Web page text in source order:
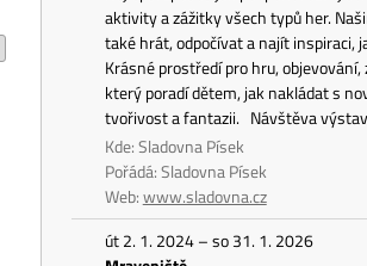
aktivity a zážitky všech typů her.
také hrát, odpočívat a najít inspiraci,
Krásné prostředí pro hru,
který poradí dětem, jak nakládat s
tvořivost a fantazii. Návštěva
Kde: Sladovna Písek
Pořádá: Sladovna Písek
Web:www.sladovna.cz
út 2. 1. 2024 – so 31. 1. 2026